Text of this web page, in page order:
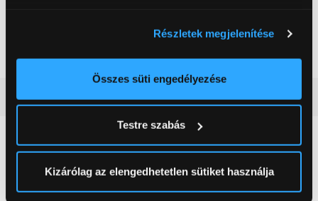
elhelyezkedéséről pár méteres pontossággal
Az Ön készülékén beazonosítása annak konkrét
módjairól és adja meg preferenciáit aRészletek
pontban. Bármikor módosíthatja vagy visszavonhatja a
Sütinyilatkozathoz való hozzájárulását.
Részletek megjelenítése
Összes süti engedélyezése
Testre szabás
Kizárólag az elengedhetetlen sütiket használja
179 999 Ft
Vásárlói vélemények(0)
0
0 értékelés